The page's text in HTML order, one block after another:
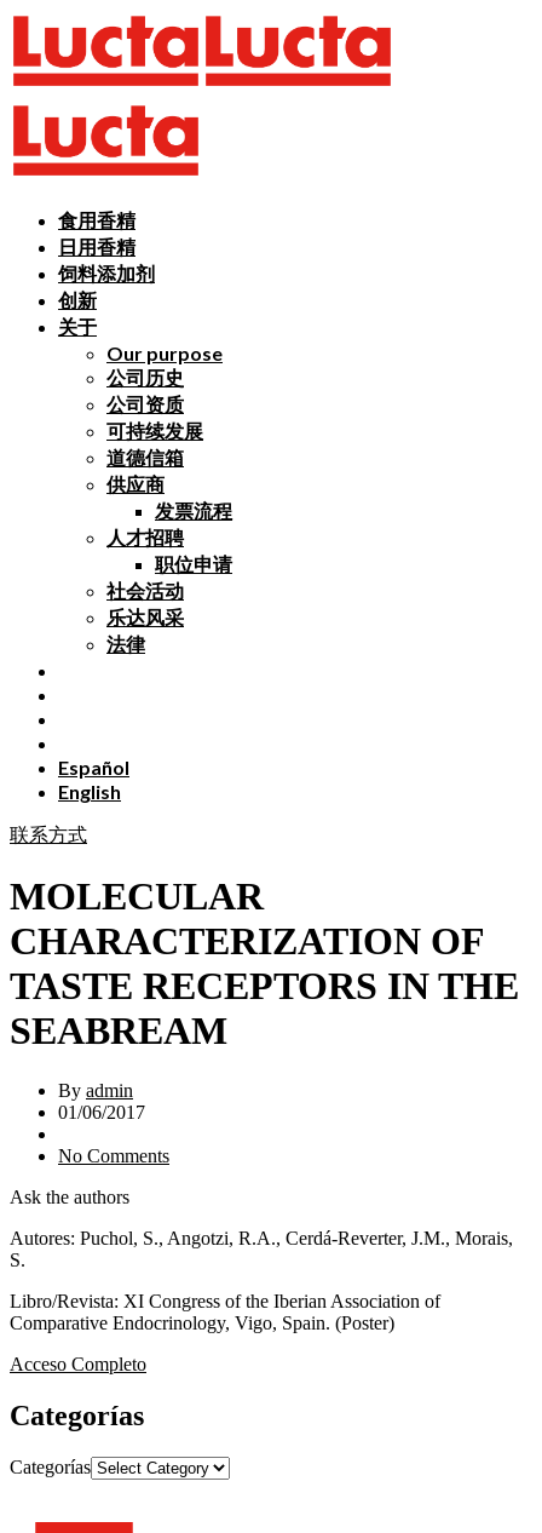
食用香精
日用香精
饲料添加剂
创新
关于
Our purpose
公司历史
公司资质
可持续发展
道德信箱
供应商
发票流程
人才招聘
职位申请
社会活动
乐达风采
法律
Español
English
联系方式
MOLECULAR
CHARACTERIZATION OF
TASTE RECEPTORS IN THE
SEABREAM
By admin
01/06/2017
No Comments
Ask the authors
Autores: Puchol, S., Angotzi, R.A., Cerdá-Reverter, J.M., Morais,
S.
Libro/Revista: XI Congress of the Iberian Association of
Comparative Endocrinology, Vigo, Spain. (Poster)
Acceso Completo
Categorías
Categorías